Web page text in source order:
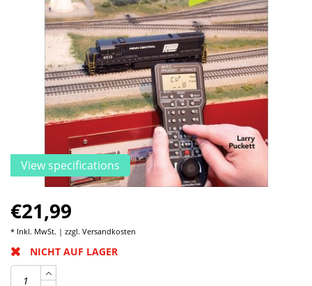
View specifications
€21,99
* Inkl. MwSt. | zzgl. Versandkosten
NICHT AUF LAGER